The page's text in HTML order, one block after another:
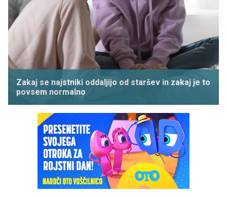
Zakaj se najstniki oddaljijo od staršev in zakaj je to
povsem normalno